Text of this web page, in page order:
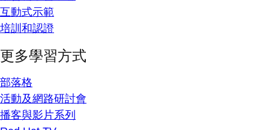
互動式示範
培訓和認證
更多學習方式
部落格
活動及網路研討會
播客與影片系列